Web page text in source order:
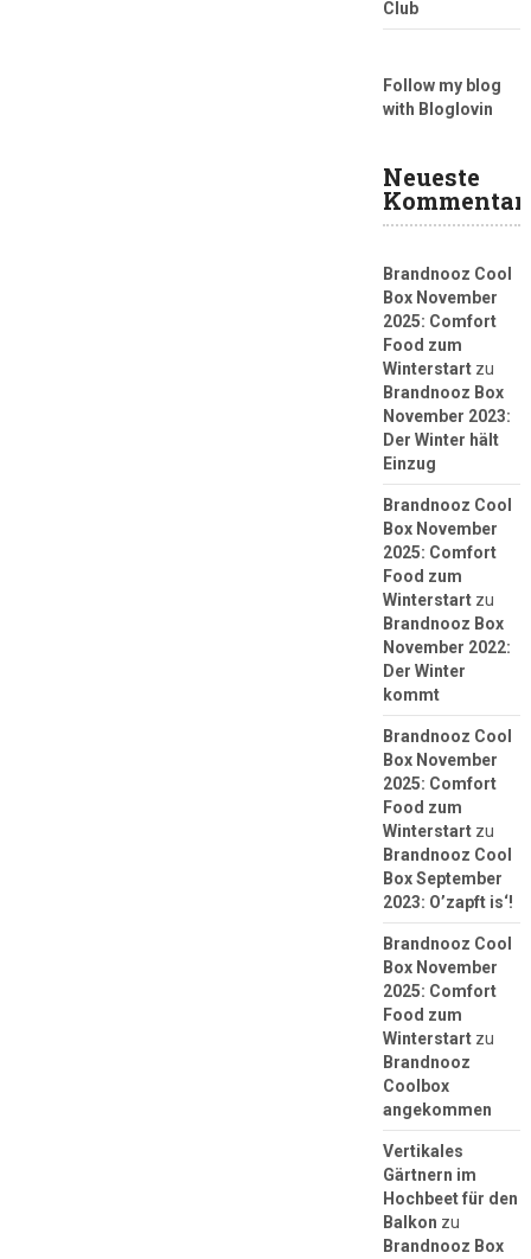
Club
Follow my blog
with Bloglovin
Neueste
Brandnooz Cool
Box November
2025: Comfort
Food zum
Winterstartzu
Brandnooz Box
November 2023:
Der Winter hält
Einzug
Brandnooz Cool
Box November
2025: Comfort
Food zum
Winterstartzu
Brandnooz Box
November 2022:
Der Winter
kommt
Brandnooz Cool
Box November
2025: Comfort
Food zum
Winterstartzu
Brandnooz Cool
Box September
2023: O’zapft is‘!
Brandnooz Cool
Box November
2025: Comfort
Food zum
Winterstartzu
Brandnooz
Coolbox
angekommen
Vertikales
Gärtnern im
Hochbeet für den
Balkon zu
Brandnooz Box